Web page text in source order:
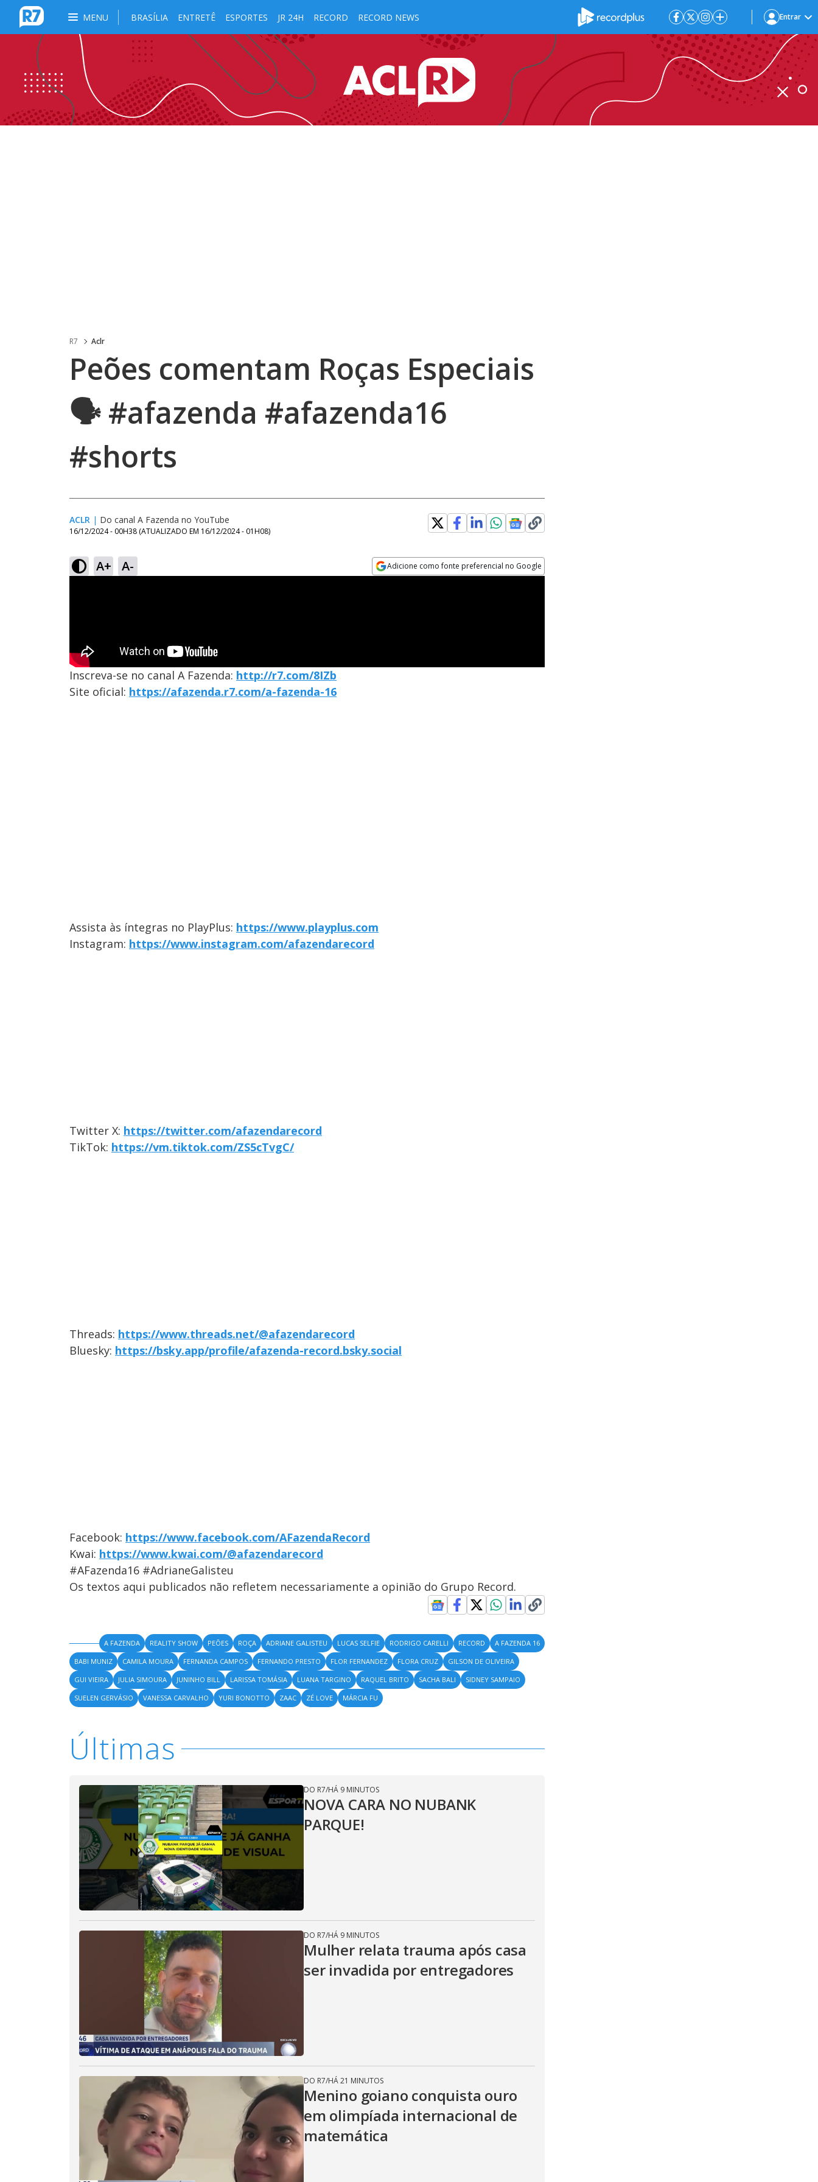
MENU BRASÍLIA ENTRETÊ ESPORTES JR 24H RECORD RECORD NEWS Entrar
R7 Aclr
Peões comentam Roças Especiais
🗣️ #afazenda #afazenda16
#shorts
ACLR | Do canal A Fazenda no YouTube
16/12/2024 - 00H38 (ATUALIZADO EM 16/12/2024 - 01H08)
A+ A- Adicione como fonte preferencial no Google
Inscreva-se no canal A Fazenda: http://r7.com/8IZb
Site oficial: https://afazenda.r7.com/a-fazenda-16
Assista às íntegras no PlayPlus: https://www.playplus.com
Instagram: https://www.instagram.com/afazendarecord
Twitter X: https://twitter.com/afazendarecord
TikTok: https://vm.tiktok.com/ZS5cTvgC/
Threads: https://www.threads.net/@afazendarecord
Bluesky: https://bsky.app/profile/afazenda-record.bsky.social
Facebook: https://www.facebook.com/AFazendaRecord
Kwai: https://www.kwai.com/@afazendarecord
#AFazenda16 #AdrianeGalisteu
Os textos aqui publicados não refletem necessariamente a opinião do Grupo Record.
A FAZENDA REALITY SHOW PEÕES ROÇA ADRIANE GALISTEU LUCAS SELFIE RODRIGO CARELLI RECORD
A FAZENDA 16
BABI MUNIZ
CAMILA MOURA FERNANDA CAMPOS FERNANDO PRESTO FLOR FERNANDEZ FLORA CRUZ
GILSON DE OLIVEIRA
GUI VIEIRA
JULIA SIMOURA JUNINHO BILL LARISSA TOMÁSIA LUANA TARGINO RAQUEL BRITO SACHA BALI
SIDNEY SAMPAIO
SUELEN GERVÁSIO
VANESSA CARVALHO YURI BONOTTO ZAAC ZÉ LOVE MÁRCIA FU
Últimas
DO R7/HÁ 9 MINUTOS
NOVA CARA NO NUBANK
PARQUE!
DO R7/HÁ 9 MINUTOS
Mulher relata trauma após casa
ser invadida por entregadores
DO R7/HÁ 21 MINUTOS
Menino goiano conquista ouro
em olimpíada internacional de
matemática